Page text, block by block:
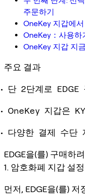
주문하기
OneKey 지갑에서
OneKey：사용하
OneKey 지갑 지
주요 결과
단 2단계로 EDGE
OneKey 지갑은
다양한 결제 수단
EDGE을(를) 구매하
1. 암호화폐 지갑 설정
먼저, EDGE을(를)